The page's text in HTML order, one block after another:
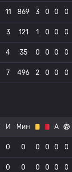
11 869 3 0 0 0
3 121 1 0 0 0
4 35 0 0 0 0
7 496 2 0 0 0
И Мин А
0 0 0 0 0 0
0 0 0 0 0 0